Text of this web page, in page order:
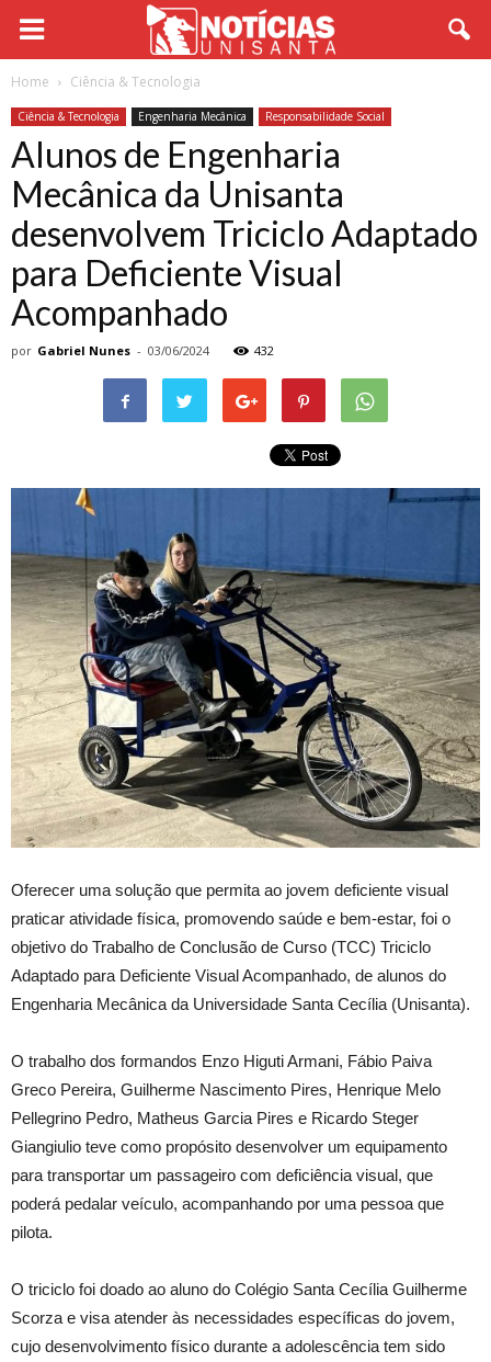
Home Ciência & Tecnologia
Ciência & Tecnologia Engenharia Mecânica Responsabilidade Social
Alunos de Engenharia
Mecânica da Unisanta
desenvolvem Triciclo Adaptado
para Deficiente Visual
Acompanhado
por Gabriel Nunes - 03/06/2024 432
Oferecer uma solução que permita ao jovem deficiente visual
praticar atividade física, promovendo saúde e bem-estar, foi o
objetivo do Trabalho de Conclusão de Curso (TCC) Triciclo
Adaptado para Deficiente Visual Acompanhado, de alunos do
Engenharia Mecânica da Universidade Santa Cecília (Unisanta).
O trabalho dos formandos Enzo Higuti Armani, Fábio Paiva
Greco Pereira, Guilherme Nascimento Pires, Henrique Melo
Pellegrino Pedro, Matheus Garcia Pires e Ricardo Steger
Giangiulio teve como propósito desenvolver um equipamento
para transportar um passageiro com deficiência visual, que
poderá pedalar veículo, acompanhando por uma pessoa que
pilota.
O triciclo foi doado ao aluno do Colégio Santa Cecília Guilherme
Scorza e visa atender às necessidades específicas do jovem,
cujo desenvolvimento físico durante a adolescência tem sido